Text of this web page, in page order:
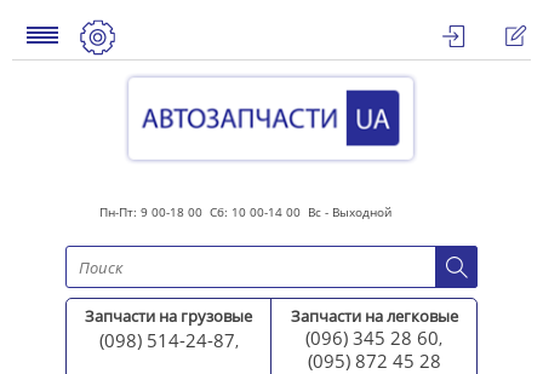
Пн-Пт: 9 00-18 00 Сб: 10 00-14 00 Вс - Выходной
Запчасти на грузовые
(098) 514-24-87,
Запчасти на легковые
(096) 345 28 60,
(095) 872 45 28